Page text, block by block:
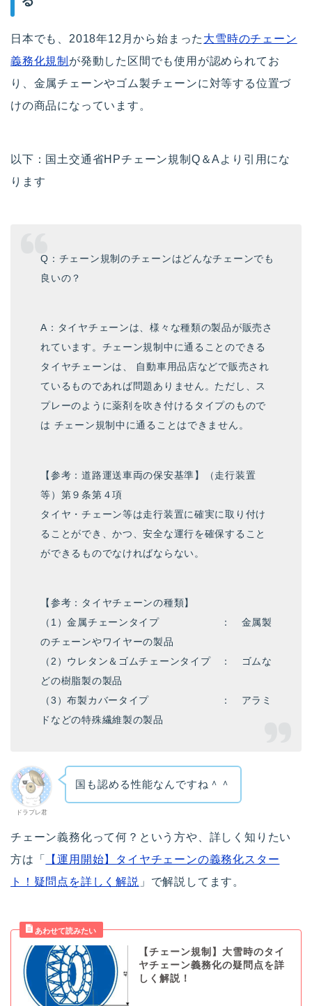
日本でも、2018年12月から始まった 大雪時のチェーン
義務化規制 が発動した区間でも使用が認められてお
り、金属チェーンやゴム製チェーンに対等する位置づ
けの商品になっています。
以下：国土交通省HPチェーン規制Q＆Aより引用にな
ります
Q：チェーン規制のチェーンはどんなチェーンでも
良いの？
A：タイヤチェーンは、様々な種類の製品が販売さ
れています。チェーン規制中に通ることのできる
タイヤチェーンは、 自動車用品店などで販売され
ているものであれば問題ありません。ただし、ス
プレーのように薬剤を吹き付けるタイプのもので
は チェーン規制中に通ることはできません。
【参考：道路運送車両の保安基準】（走行装置
等）第９条第４項
タイヤ・チェーン等は走行装置に確実に取り付け
ることができ、かつ、安全な運行を確保すること
ができるものでなければならない。
【参考：タイヤチェーンの種類】
（1）金属チェーンタイプ ： 金属製
のチェーンやワイヤーの製品
（2）ウレタン＆ゴムチェーンタイプ ： ゴムな
どの樹脂製の製品
（3）布製カバータイプ ： アラミ
ドなどの特殊繊維製の製品
ドラプレ君
国も認める性能なんですね＾＾
チェーン義務化って何？という方や、詳しく知りたい
方は「
【運用開始】タイヤチェーンの義務化スター
ト！疑問点を詳しく解説 」で解説してます。
【チェーン規制】大雪時のタイ
ヤチェーン義務化の疑問点を詳
しく解説！